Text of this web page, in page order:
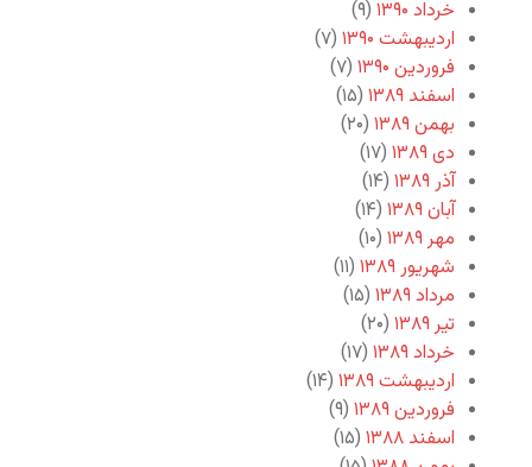
خرداد ۱۳۹۰
(۹)
اردیبهشت ۱۳۹۰
(۷)
فروردین ۱۳۹۰
(۷)
اسفند ۱۳۸۹
(۱۵)
بهمن ۱۳۸۹
(۲۰)
دی ۱۳۸۹
(۱۷)
آذر ۱۳۸۹
(۱۴)
آبان ۱۳۸۹
(۱۴)
مهر ۱۳۸۹
(۱۰)
شهریور ۱۳۸۹
(۱۱)
مرداد ۱۳۸۹
(۱۵)
تیر ۱۳۸۹
(۲۰)
خرداد ۱۳۸۹
(۱۷)
اردیبهشت ۱۳۸۹
(۱۴)
فروردین ۱۳۸۹
(۹)
اسفند ۱۳۸۸
(۱۵)